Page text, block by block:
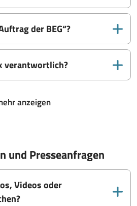
der BEG“?
verantwortlich?
anzeigen
und Presseanfragen
Videos oder